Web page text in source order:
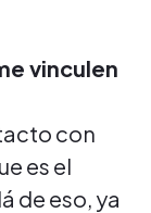
vinculen
con
es el
de eso, ya